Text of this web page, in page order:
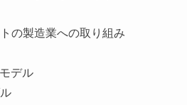
の製造業への取り組み
デル